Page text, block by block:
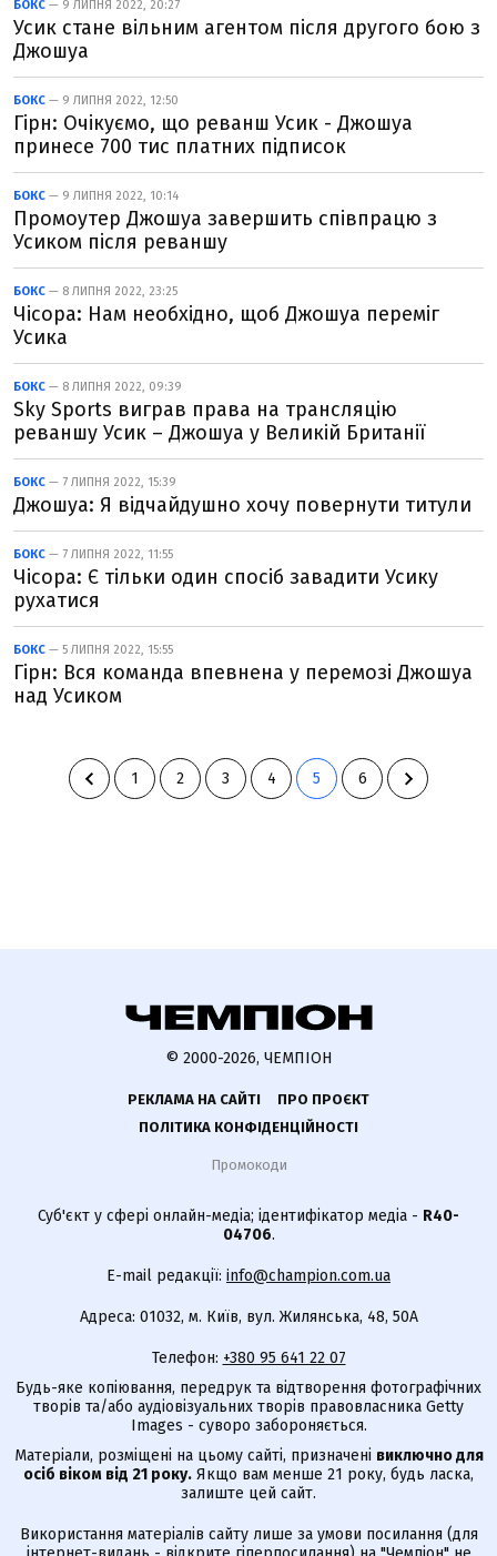
БОКС — 9 ЛИПНЯ 2022, 20:27
Усик стане вільним агентом після другого бою з
Джошуа
БОКС — 9 ЛИПНЯ 2022, 12:50
Гірн: Очікуємо, що реванш Усик - Джошуа
принесе 700 тис платних підписок
БОКС — 9 ЛИПНЯ 2022, 10:14
Промоутер Джошуа завершить співпрацю з
Усиком після реваншу
БОКС — 8 ЛИПНЯ 2022, 23:25
Чісора: Нам необхідно, щоб Джошуа переміг
Усика
БОКС — 8 ЛИПНЯ 2022, 09:39
Sky Sports виграв права на трансляцію
реваншу Усик – Джошуа у Великій Британії
БОКС — 7 ЛИПНЯ 2022, 15:39
Джошуа: Я відчайдушно хочу повернути титули
БОКС — 7 ЛИПНЯ 2022, 11:55
Чісора: Є тільки один спосіб завадити Усику
рухатися
БОКС — 5 ЛИПНЯ 2022, 15:55
Гірн: Вся команда впевнена у перемозі Джошуа
над Усиком
1 2 3 4 5 6
© 2000-2026, ЧЕМПІОН
РЕКЛАМА НА САЙТІ
ПРО ПРОЄКТ
ПОЛІТИКА КОНФІДЕНЦІЙНОСТІ
Промокоди
Суб'єкт у сфері онлайн-медіа; ідентифікатор медіа - R40-
04706.
E-mail редакції: info@champion.com.ua
Адреса: 01032, м. Київ, вул. Жилянська, 48, 50А
Телефон: +380 95 641 22 07
Будь-яке копіювання, передрук та відтворення фотографічних
творів та/або аудіовізуальних творів правовласника Getty
Images - суворо забороняється.
Матеріали, розміщені на цьому сайті, призначені виключно для
осіб віком від 21 року. Якщо вам менше 21 року, будь ласка,
залиште цей сайт.
Використання матеріалів сайту лише за умови посилання (для